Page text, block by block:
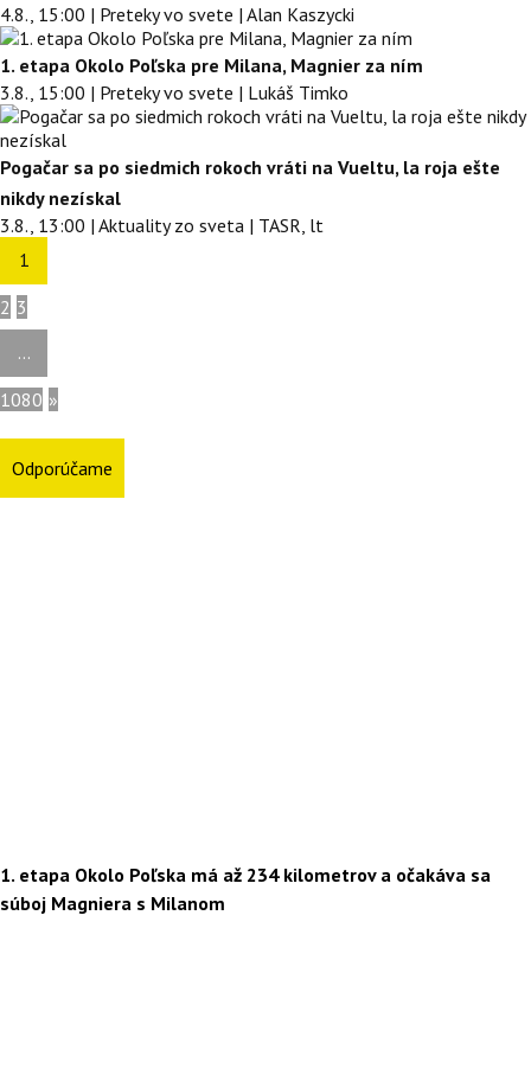
4.8., 15:00 | Preteky vo svete | Alan Kaszycki
1. etapa Okolo Poľska pre Milana, Magnier za ním
3.8., 15:00 | Preteky vo svete | Lukáš Timko
Pogačar sa po siedmich rokoch vráti na Vueltu, la roja ešte
nikdy nezískal
3.8., 13:00 | Aktuality zo sveta | TASR, lt
1
2 3
...
1080 »
Odporúčame
1. etapa Okolo Poľska má až 234 kilometrov a očakáva sa
súboj Magniera s Milanom